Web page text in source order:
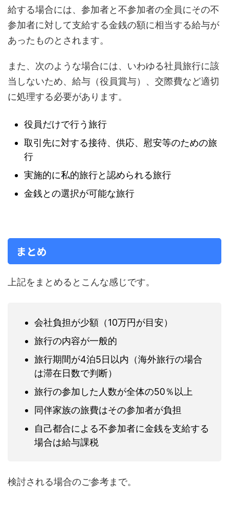
給する場合には、参加者と不参加者の全員にその不
参加者に対して支給する金銭の額に相当する給与が
あったものとされます。
また、次のような場合には、いわゆる社員旅行に該
当しないため、給与（役員賞与）、交際費など適切
に処理する必要があります。
役員だけで行う旅行
取引先に対する接待、供応、慰安等のための旅
行
実施的に私的旅行と認められる旅行
金銭との選択が可能な旅行
まとめ
上記をまとめるとこんな感じです。
会社負担が少額（10万円が目安）
旅行の内容が一般的
旅行期間が4泊5日以内（海外旅行の場合
は滞在日数で判断）
旅行の参加した人数が全体の50％以上
同伴家族の旅費はその参加者が負担
自己都合による不参加者に金銭を支給する
場合は給与課税
検討される場合のご参考まで。